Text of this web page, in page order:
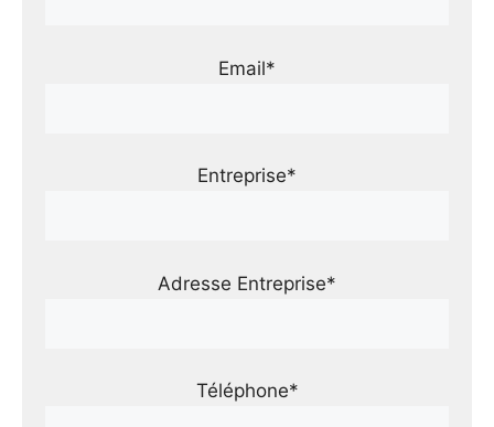
Email*
Entreprise*
Adresse Entreprise*
Téléphone*